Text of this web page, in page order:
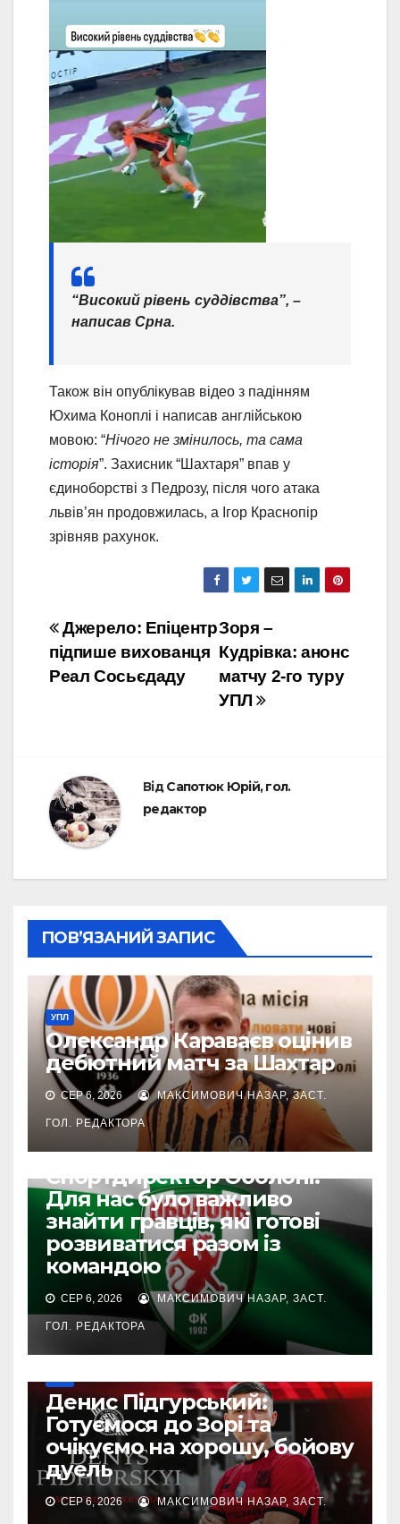
“Високий рівень суддівства”, –
написав Срна.
Також він опублікував відео з падінням
Юхима Коноплі і написав англійською
мовою: “Нічого не змінилось, та сама
історія”. Захисник “Шахтаря” впав у
єдиноборстві з Педрозу, після чого атака
львів’ян продовжилась, а Ігор Краснопір
зрівняв рахунок.
Навігація
записів
Зоря –
Кудрівка: анонс
матчу 2-го туру
УПЛ
Джерело: Епіцентр
підпише вихованця
Реал Сосьєдаду
ВідСапотюк Юрій, гол.
редактор
ПОВ’ЯЗАНИЙ ЗАПИС
УПЛ
Олександр Караваєв оцінив
дебютний матч за Шахтар
СЕР 6, 2026 МАКСИМОВИЧ НАЗАР, ЗАСТ.
ГОЛ. РЕДАКТОРА
УПЛ
Спортдиректор Оболоні:
Для нас було важливо
знайти гравців, які готові
розвиватися разом із
командою
СЕР 6, 2026 МАКСИМОВИЧ НАЗАР, ЗАСТ.
ГОЛ. РЕДАКТОРА
Денис Підгурський:
Готуємося до Зорі та
очікуємо на хорошу, бойову
дуель
СЕР 6, 2026 МАКСИМОВИЧ НАЗАР, ЗАСТ.